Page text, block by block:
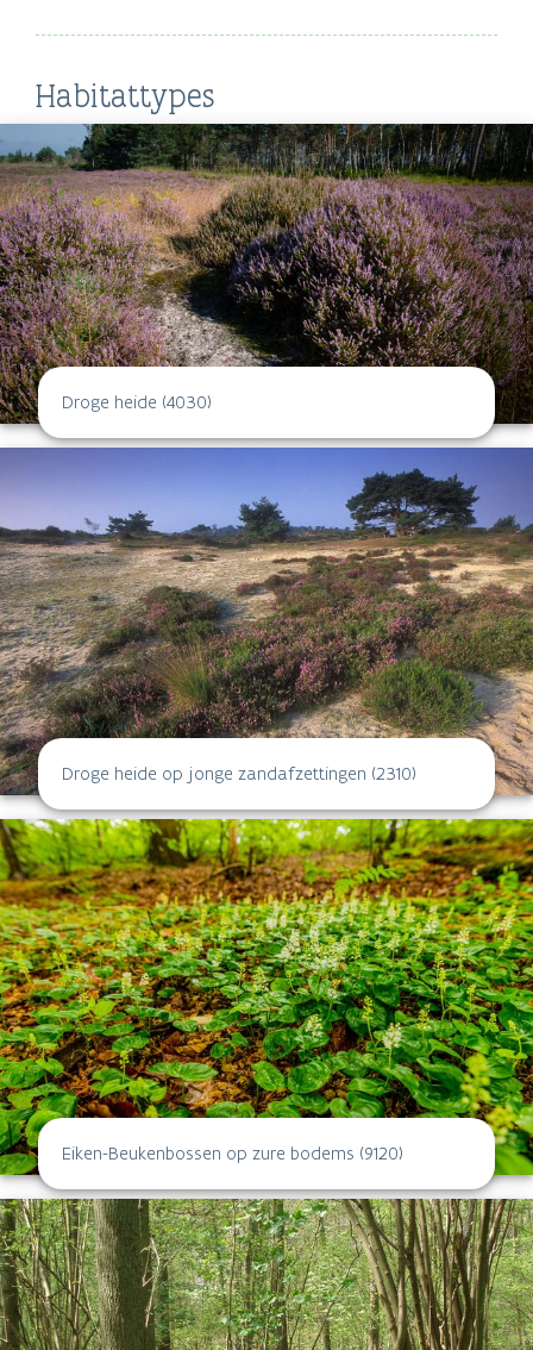
Habitattypes
Droge heide (4030)
Droge heide op jonge zandafzettingen (2310)
Eiken-Beukenbossen op zure bodems (9120)